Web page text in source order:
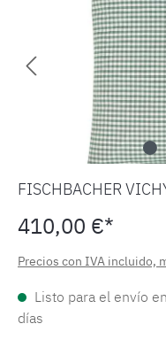
FISCHBACHER
410,00 €*
Precios con IVA incluido,
Listo para el envío
días